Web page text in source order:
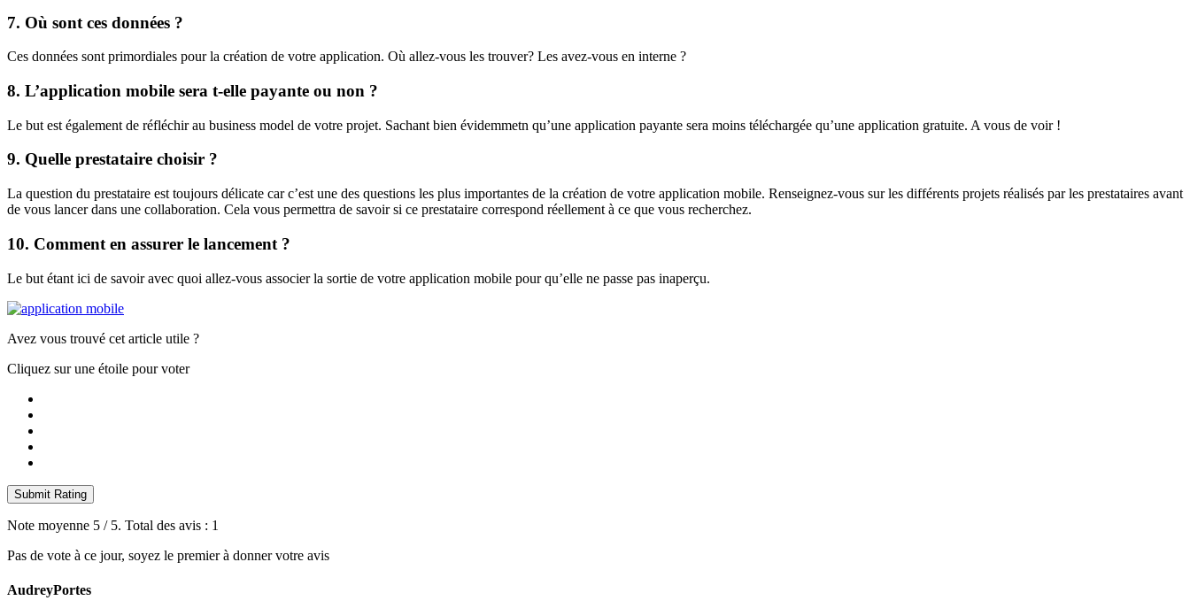
7. Où sont ces données ?
Ces données sont primordiales pour la création de votre application. Où allez-vous les trouver? Les avez-vous en interne ?
8. L’application mobile sera t-elle payante ou non ?
Le but est également de réfléchir au business model de votre projet. Sachant bien évidemmetn qu’une application payante sera moins téléchargée qu’une application gratuite. A vous de voir !
9. Quelle prestataire choisir ?
La question du prestataire est toujours délicate car c’est une des questions les plus importantes de la création de votre application mobile. Renseignez-vous sur les différents projets réalisés par les prestataires avant
de vous lancer dans une collaboration. Cela vous permettra de savoir si ce prestataire correspond réellement à ce que vous recherchez.
10. Comment en assurer le lancement ?
Le but étant ici de savoir avec quoi allez-vous associer la sortie de votre application mobile pour qu’elle ne passe pas inaperçu.
Avez vous trouvé cet article utile ?
Cliquez sur une étoile pour voter
Submit Rating
Note moyenne 5 / 5. Total des avis : 1
Pas de vote à ce jour, soyez le premier à donner votre avis
AudreyPortes